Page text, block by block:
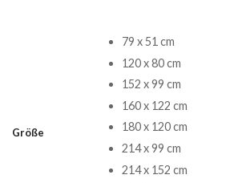
Größe
79 x 51 cm
120 x 80 cm
152 x 99 cm
160 x 122 cm
180 x 120 cm
214 x 99 cm
214 x 152 cm